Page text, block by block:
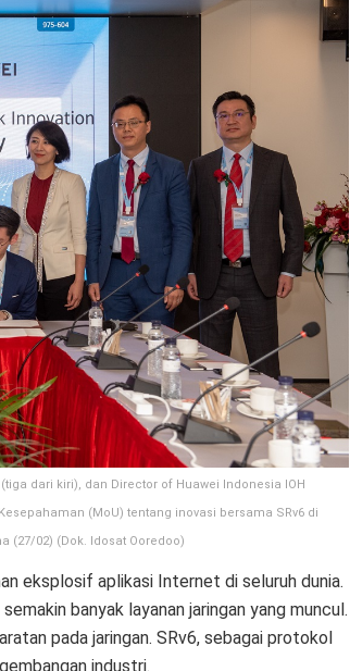
dari kiri), dan Director of Huawei Indonesia IOH
(MoU) tentang inovasi bersama SRv6 di
(27/02) (Dok. Idosat Ooredoo)
eksplosif aplikasi Internet di seluruh dunia.
banyak layanan jaringan yang muncul.
pada jaringan. SRv6, sebagai protokol
industri.